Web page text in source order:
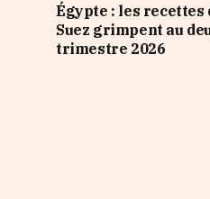
Égypte : les recettes
Suez grimpent au
trimestre 2026